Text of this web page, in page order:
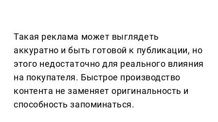
Такая реклама может выглядеть
аккуратно и быть готовой к публикации, но
этого недостаточно для реального влияния
на покупателя. Быстрое производство
контента не заменяет оригинальность и
способность запоминаться.